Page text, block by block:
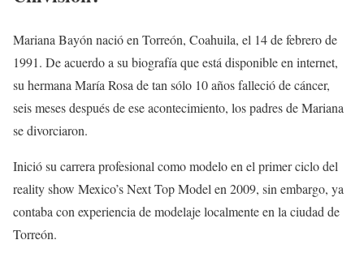
Mariana Bayón nació en Torreón, Coahuila, el 14 de febrero de
1991. De acuerdo a su biografía que está disponible en internet,
su hermana María Rosa de tan sólo 10 años falleció de cáncer,
seis meses después de ese acontecimiento, los padres de Mariana
se divorciaron.​
Inició su carrera profesional como modelo en el primer ciclo del
reality show Mexico’s Next Top Model en 2009, sin embargo, ya
contaba con experiencia de modelaje localmente en la ciudad de
Torreón.